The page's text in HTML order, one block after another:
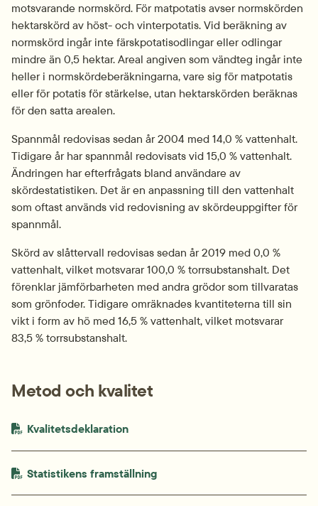
motsvarande normskörd. För matpotatis avser normskörden
hektarskörd av höst- och vinterpotatis. Vid beräkning av
normskörd ingår inte färskpotatisodlingar eller odlingar
mindre än 0,5 hektar. Areal angiven som vändteg ingår inte
heller i normskördeberäkningarna, vare sig för matpotatis
eller för potatis för stärkelse, utan hektarskörden beräknas
för den satta arealen.
Spannmål redovisas sedan år 2004 med 14,0 % vattenhalt.
Tidigare år har spannmål redovisats vid 15,0 % vattenhalt.
Ändringen har efterfrågats bland användare av
skördestatistiken. Det är en anpassning till den vattenhalt
som oftast används vid redovisning av skördeuppgifter för
spannmål.
Skörd av slåttervall redovisas sedan år 2019 med 0,0 %
vattenhalt, vilket motsvarar 100,0 % torrsubstanshalt. Det
förenklar jämförbarheten med andra grödor som tillvaratas
som grönfoder. Tidigare omräknades kvantiteterna till sin
vikt i form av hö med 16,5 % vattenhalt, vilket motsvarar
83,5 % torrsubstanshalt.
Metod och kvalitet
PDF-fil.
Kvalitetsdeklarationpdf, 356 kB.
PDF-fil.
Statistikens framställningpdf, 299.3 kB.